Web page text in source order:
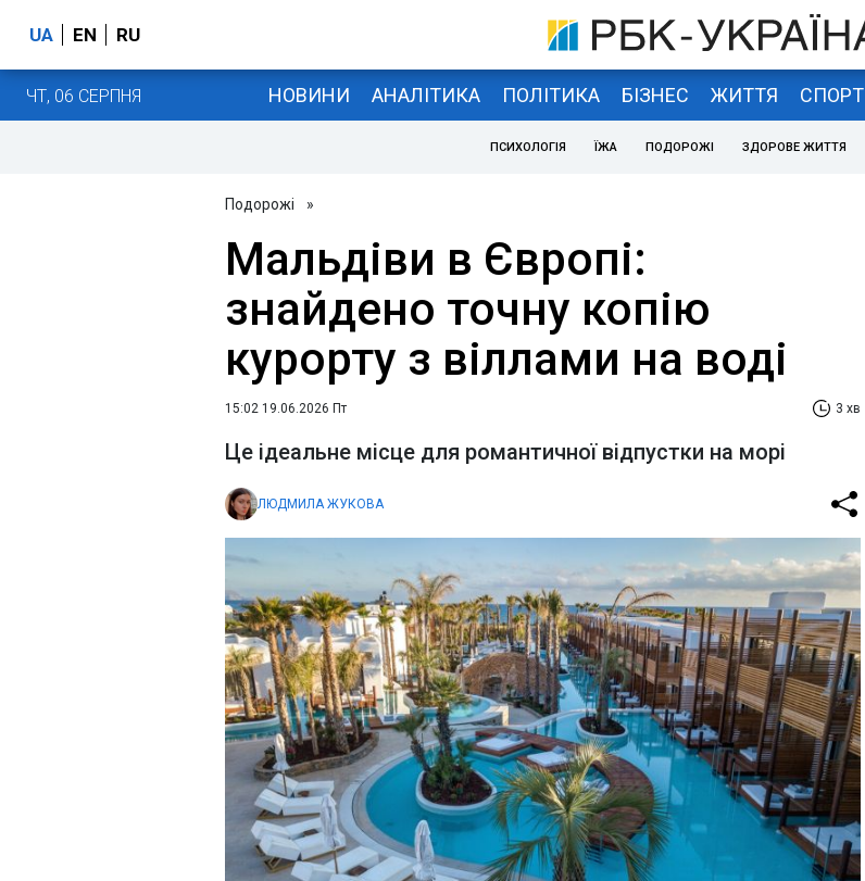
UA EN RU
ЧТ, 06 СЕРПНЯ НОВИНИ АНАЛІТИКА ПОЛІТИКА БІЗНЕС ЖИТТЯ СПОРТ
ПСИХОЛОГІЯ ЇЖА ПОДОРОЖІ ЗДОРОВЕ ЖИТТЯ
Подорожі »
Мальдіви в Європі:
знайдено точну копію
курорту з віллами на воді
15:02 19.06.2026 Пт 3 хв
Це ідеальне місце для романтичної відпустки на морі
ЛЮДМИЛА ЖУКОВА